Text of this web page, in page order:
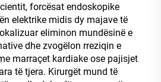
forcësat endoskopike
elektrike midis dy majave të
eliminon mundësinë e
dhe zvogëlon rreziqin e
marraçet kardiake ose pajisjet
të tjera. Kirurgët mund të